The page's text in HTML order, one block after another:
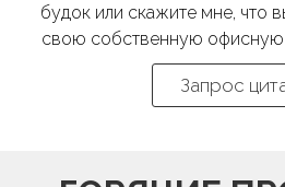
будок или скажите мне, что
свою собственную
Запрос